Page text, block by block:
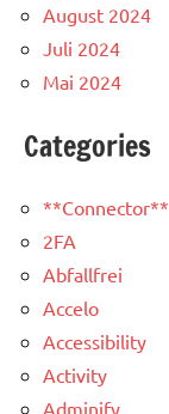
August 2024
Juli 2024
Mai 2024
Categories
**Connector**
2FA
Abfallfrei
Accelo
Accessibility
Activity
Adminify